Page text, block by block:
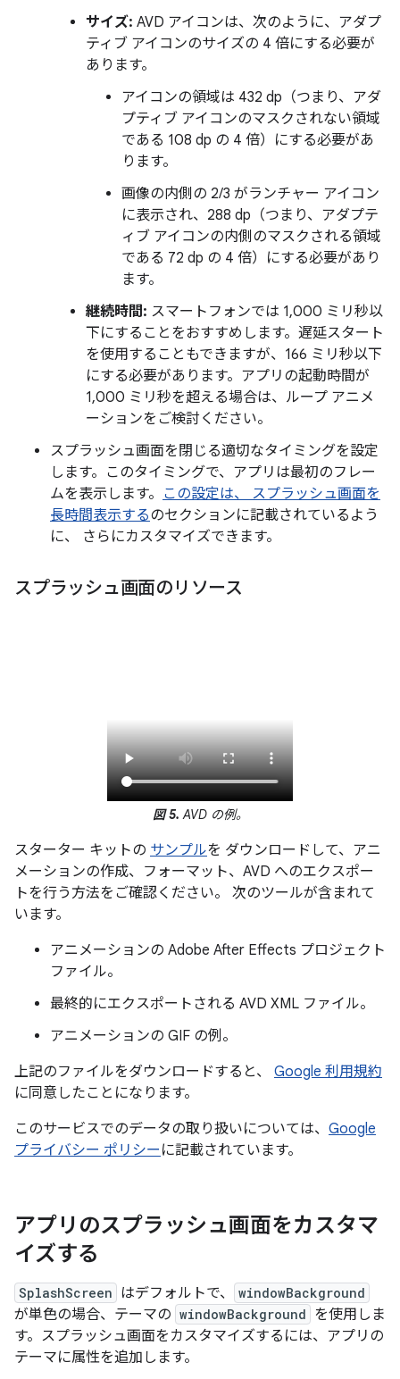
サイズ: AVD アイコンは、次のように、アダプ
ティブ アイコンのサイズの 4 倍にする必要が
あります。
アイコンの領域は 432 dp（つまり、アダ
プティブ アイコンのマスクされない領域
である 108 dp の 4 倍）にする必要があ
ります。
画像の内側の 2/3 がランチャー アイコン
に表示され、288 dp（つまり、アダプテ
ィブ アイコンの内側のマスクされる領域
である 72 dp の 4 倍）にする必要があり
ます。
継続時間: スマートフォンでは 1,000 ミリ秒以
下にすることをおすすめします。遅延スタート
を使用することもできますが、166 ミリ秒以下
にする必要があります。アプリの起動時間が
1,000 ミリ秒を超える場合は、ループ アニメ
ーションをご検討ください。
スプラッシュ画面を閉じる適切なタイミングを設定
します。このタイミングで、アプリは最初のフレー
ムを表示します。 この設定は、 スプラッシュ画面を
長時間表示するのセクションに記載されているよう
に、 さらにカスタマイズできます。
スプラッシュ画面のリソース
図 5. AVD の例。
スターター キットの サンプルを ダウンロードして、アニ
メーションの作成、フォーマット、AVD へのエクスポー
トを行う方法をご確認ください。 次のツールが含まれて
います。
アニメーションの Adobe After Effects プロジェクト
ファイル。
最終的にエクスポートされる AVD XML ファイル。
アニメーションの GIF の例。
上記のファイルをダウンロードすると、 Google 利用規約
に同意したことになります。
このサービスでのデータの取り扱いについては、 Google
プライバシー ポリシー に記載されています。
アプリのスプラッシュ画面をカスタマ
イズする
SplashScreen はデフォルトで、 windowBackground
が単色の場合、テーマの windowBackground を使用しま
す。スプラッシュ画面をカスタマイズするには、アプリの
テーマに属性を追加します。